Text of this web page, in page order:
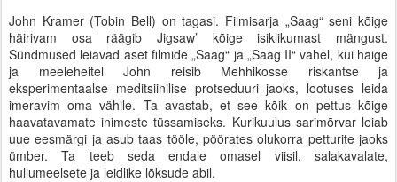
John Kramer (Tobin Bell) on tagasi. Filmisarja „Saag“ seni kõige
häirivam osa räägib Jigsaw’ kõige isiklikumast mängust.
Sündmused leiavad aset filmide „Saag“ ja „Saag II“ vahel, kui haige
ja meeleheitel John reisib Mehhikosse riskantse ja
eksperimentaalse meditsiinilise protseduuri jaoks, lootuses leida
imeravim oma vähile. Ta avastab, et see kõik on pettus kõige
haavatavamate inimeste tüssamiseks. Kurikuulus sarimõrvar leiab
uue eesmärgi ja asub taas tööle, pöörates olukorra petturite jaoks
ümber. Ta teeb seda endale omasel viisil, salakavalate,
hullumeelsete ja leidlike lõksude abil.